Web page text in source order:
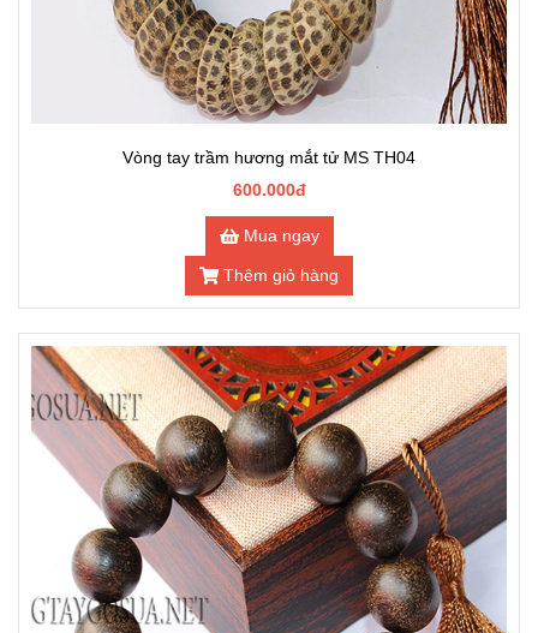
Vòng tay trầm hương mắt tử MS TH04
600.000đ
Mua ngay
Thêm giỏ hàng